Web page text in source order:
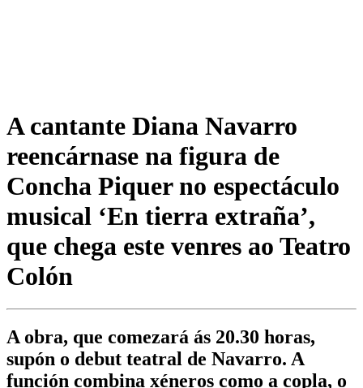
A cantante Diana Navarro
reencárnase na figura de
Concha Piquer no espectáculo
musical ‘En tierra extraña’,
que chega este venres ao Teatro
Colón
A obra, que comezará ás 20.30 horas,
supón o debut teatral de Navarro. A
función combina xéneros como a copla, o